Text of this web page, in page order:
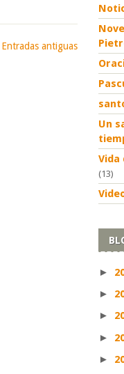
Entradas antiguas
Un
Vida
(13)
►
►
►
►
►